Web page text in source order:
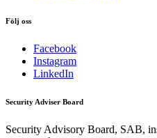
Följ oss
Facebook
Instagram
LinkedIn
Security Adviser Board
Security Advisory Board, SAB,